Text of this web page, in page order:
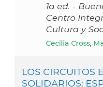
1a ed. -
Centro
Cultura y
Cecilia Cross,
LOS CIRCUITOS
SOLIDARIOS: